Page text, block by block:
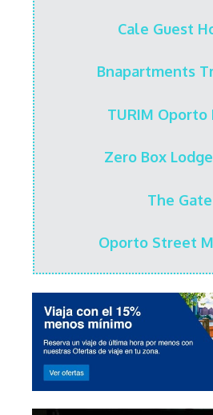
Cale Guest
Bnapartments
TURIM
Zero Box
The Gate
Oporto Street